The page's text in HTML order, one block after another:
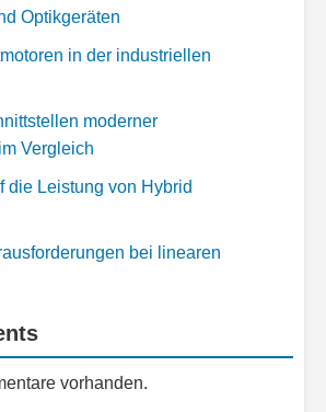
Optikgeräten
in der industriellen
moderner
Vergleich
die Leistung von Hybrid
bei linearen
vorhanden.